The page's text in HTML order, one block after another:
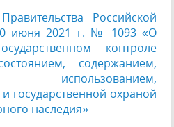
Российской
июня 2021 г. № 1093 «О
контроле
содержанием,
использованием,
государственной охраной
наследия»